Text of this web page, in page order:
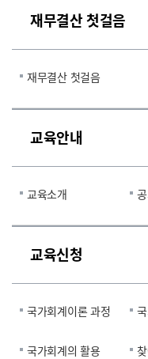
재무결산 첫걸음
재무결산 첫걸음
교육안내
교육소개
교육신청
국가회계이론 과정
국가회계의 활용